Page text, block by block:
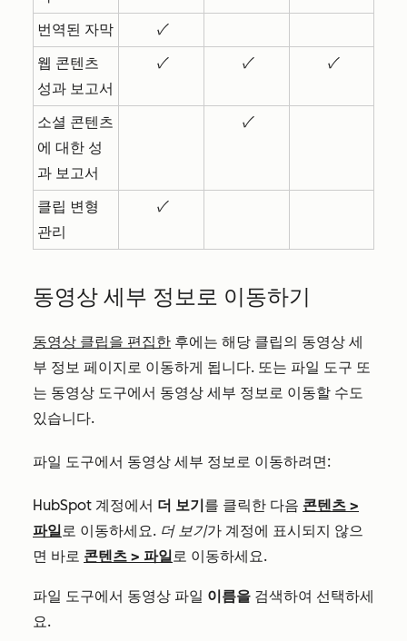
번역된 자막
✓
웹 콘텐츠
성과 보고서
✓ ✓ ✓
소셜 콘텐츠
에 대한 성
과 보고서
✓
클립 변형
관리
✓
동영상 세부 정보로 이동하기
동영상 클립을 편집한 후에는 해당 클립의 동영상 세
부 정보 페이지로 이동하게 됩니다. 또는 파일 도구 또
는 동영상 도구에서 동영상 세부 정보로 이동할 수도
있습니다.
파일 도구에서 동영상 세부 정보로 이동하려면:
HubSpot 계정에서 더 보기를 클릭한 다음 콘텐츠 >
파일로 이동하세요. 더 보기가 계정에 표시되지 않으
면 바로 콘텐츠 > 파일로 이동하세요.
파일 도구에서 동영상 파일 이름을 검색하여 선택하세
요.